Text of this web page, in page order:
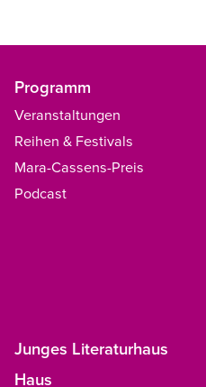
Programm
Veranstaltungen
Reihen & Festivals
Mara-Cassens-Preis
Podcast
Junges Literaturhaus
Haus